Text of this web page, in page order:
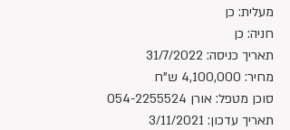
מעלית: כן
חניה: כן
תאריך כניסה: 31/7/2022
מחיר: 4,100,000 ש"ח
סוכן מטפל: אורן 054- 2255524
תאריך עדכון: 3/11/2021